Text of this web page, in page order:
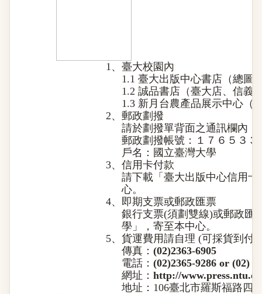
1、 臺大校園內
1.1 臺大出版中心書店（總圖
1.2 誠品書店（臺大店、信義
1.3 新月台農產品展示中心（
2、 郵政劃撥
請於劃撥單背面之通訊欄內，
郵政劃撥帳號：１７６５３３
戶名：國立臺灣大學
3、 信用卡付款
請下載「 臺大出版中心信用卡
心。
4、 即期支票或郵政匯票
銀行支票(須劃雙線)或郵政匯
學」，寄至本中心。
5、 貨運費用請自理 (可採貨到付
傳真： (02)2363-6905
電話： (02)2365-9286 or (02)
網址： http://
地址：106臺北市羅斯福路四